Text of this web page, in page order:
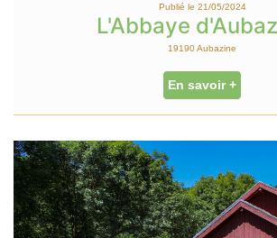
Publié le 21/05/2024
L'Abbaye
19190 Aubazine
En savoir +